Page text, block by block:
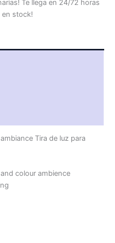
Te llega en 24/72 horas
en stock!
Tira de luz para
colour ambience